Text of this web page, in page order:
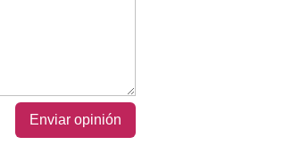
Enviar opinión